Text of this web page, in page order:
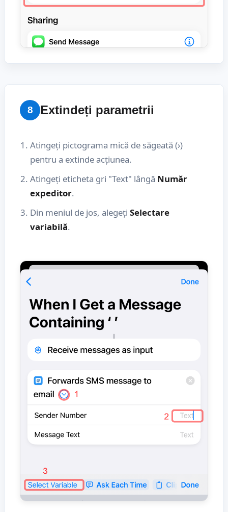
8 Extindeți parametrii
Atingeți pictograma mică de săgeată (›)
pentru a extinde acțiunea.
Atingeți eticheta gri "Text" lângă Număr
expeditor.
Din meniul de jos, alegeți Selectare
variabilă.